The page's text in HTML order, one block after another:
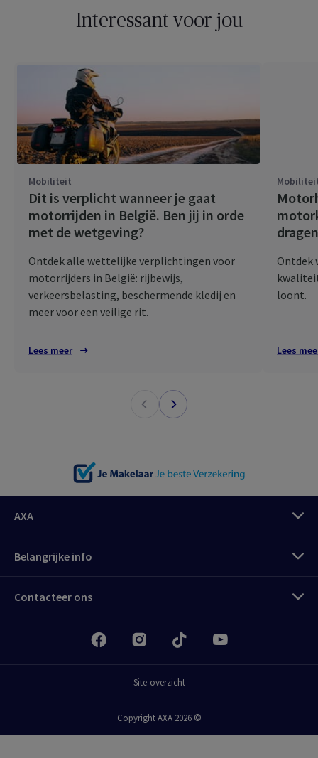
Interessant voor jou
Mobiliteit
Dit is verplicht wanneer je gaat
motorrijden in België. Ben jij in orde
met de wetgeving?
Ontdek alle wettelijke verplichtingen voor
motorrijders in België: rijbewijs,
verkeersbelasting, beschermende kledij en
meer voor een veilige rit.
Lees meer
Ontdek
loont.
Lees
AXA
Belangrijke info
Contacteer ons
Copyright AXA 2026 ©
Site-overzicht